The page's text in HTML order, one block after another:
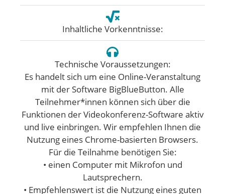
Inhaltliche Vorkenntnisse:
Technische Voraussetzungen:
Es handelt sich um eine Online-Veranstaltung
mit der Software BigBlueButton. Alle
Teilnehmer*innen können sich über die
Funktionen der Videokonferenz-Software aktiv
und live einbringen. Wir empfehlen Ihnen die
Nutzung eines Chrome-basierten Browsers.
Für die Teilnahme benötigen Sie:
• einen Computer mit Mikrofon und
Lautsprechern.
• Empfehlenswert ist die Nutzung eines guten